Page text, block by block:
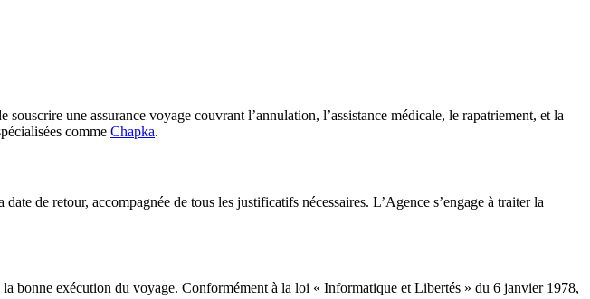
une assurance voyage couvrant l’annulation, l’assistance médicale, le rapatriement, et la
comme Chapka.
de retour, accompagnée de tous les justificatifs nécessaires. L’Agence s’engage à traiter la
bonne exécution du voyage. Conformément à la loi « Informatique et Libertés » du 6 janvier 1978,